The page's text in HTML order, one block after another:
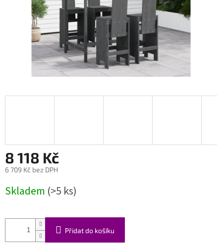
8 118 Kč
6 709 Kč bez DPH
cena:
Skladem (>5 ks)
Přidat do košíku